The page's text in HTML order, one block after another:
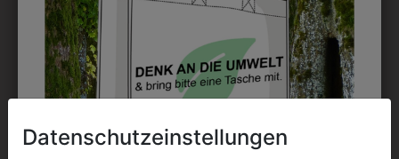
Datenschutzeinstellungen